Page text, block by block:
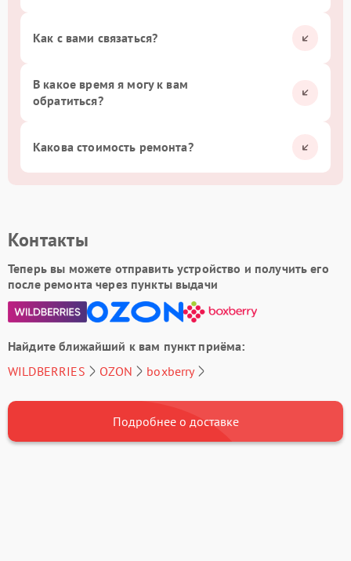
Как с вами связаться?
В какое время я могу к вам
обратиться?
Какова стоимость ремонта?
Контакты
Теперь вы можете отправить устройство и получить его
после ремонта через пункты выдачи
Найдите ближайший к вам пункт приёма:
WILDBERRIES
OZON boxberry
Подробнее о доставке